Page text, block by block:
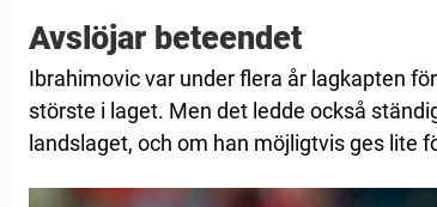
Avslöjar beteendet
Ibrahimovic var under flera år lagkapten
störste i laget. Men det ledde också
landslaget, och om han möjligtvis ges lite